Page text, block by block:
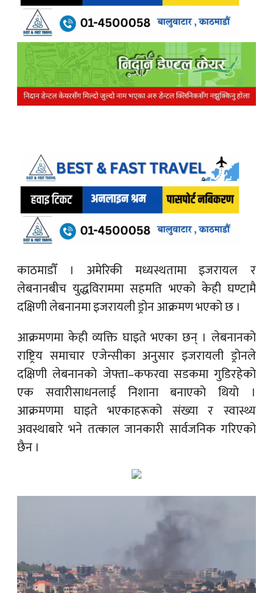
काठमाडौँ । अमेरिकी मध्यस्थतामा इजरायल र
लेबनानबीच युद्धविराममा सहमति भएको केही घण्टामै
दक्षिणी लेबनानमा इजरायली ड्रोन आक्रमण भएको छ ।
आक्रमणमा केही व्यक्ति घाइते भएका छन् । लेबनानको
राष्ट्रिय समाचार एजेन्सीका अनुसार इजरायली ड्रोनले
दक्षिणी लेबनानको जेफ्ता–कफरवा सडकमा गुडिरहेको
एक सवारीसाधनलाई निशाना बनाएको थियो ।
आक्रमणमा घाइते भएकाहरूको संख्या र स्वास्थ्य
अवस्थाबारे भने तत्काल जानकारी सार्वजनिक गरिएको
छैन ।